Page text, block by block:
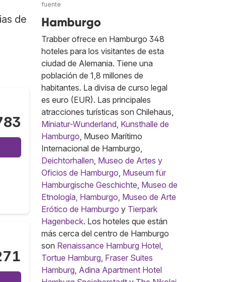
de
fuente
Hamburgo
Trabber ofrece en Hamburgo 348
hoteles para los visitantes de esta
ciudad de Alemania. Tiene una
población de 1,8 millones de
habitantes. La divisa de curso legal
es euro (EUR). Las principales
atracciones turísticas son Chilehaus,
Miniatur-Wunderland, Kunsthalle de
Hamburgo, Museo Marítimo
Internacional de Hamburgo,
Deichtorhallen, Museo de Artes y
Oficios de Hamburgo, Museum für
Hamburgische Geschichte, Museo de
Etnología, Hamburgo, Museo de Arte
Erótico de Hamburgo y Tierpark
Hagenbeck. Los hoteles que están
más cerca del centro de Hamburgo
son Renaissance Hamburg Hotel,
Tortue Hamburg, Fraser Suites
Hamburg, Adina Apartment Hotel